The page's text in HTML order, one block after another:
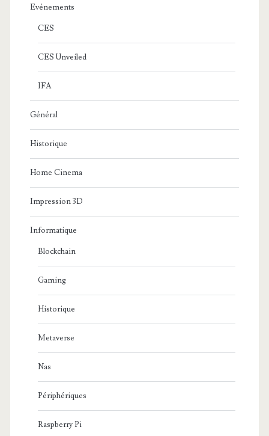
Evénements
CES
CES Unveiled
IFA
Général
Historique
Home Cinema
Impression 3D
Informatique
Blockchain
Gaming
Historique
Metaverse
Nas
Périphériques
Raspberry Pi